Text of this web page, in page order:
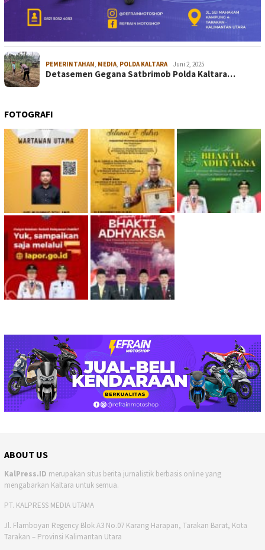
PEMERINTAHAN, MEDIA, POLDA KALTARA Juni 2, 2025
Detasemen Gegana Satbrimob Polda Kaltara…
FOTOGRAFI
ABOUT US
KalPress.ID merupakan situs berita jurnalistik berbasis online yang
mengabarkan Kaltara untuk semua.
PT. KALPRESS MEDIA UTAMA
Jl. Flamboyan Regency Blok A3 No.07 Karang Harapan, Tarakan Barat, Kota
Tarakan – Provinsi Kalimantan Utara